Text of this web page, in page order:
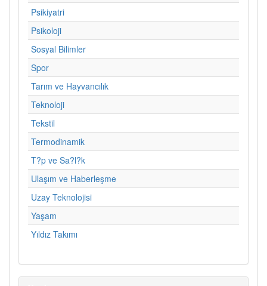
Psikiyatri
Psikoloji
Sosyal Bilimler
Spor
Tarım ve Hayvancılık
Teknoloji
Tekstil
Termodinamik
T?p ve Sa?l?k
Ulaşım ve Haberleşme
Uzay Teknolojisi
Yaşam
Yıldız Takımı